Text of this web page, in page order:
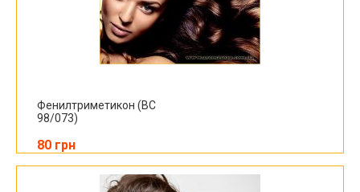
Фенилтриметикон (BC
98/073)
80 грн